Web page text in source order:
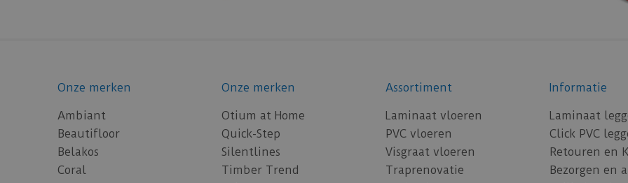
Onze merken
Ambiant
Beautifloor
Belakos
Coral
Onze merken
Otium at Home
Quick-Step
Silentlines
Timber Trend
Assortiment
Laminaat vloeren
PVC vloeren
Visgraat vloeren
Traprenovatie
Informatie
Laminaat
Click PVC
Retouren en
Bezorgen en